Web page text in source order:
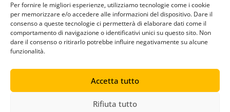
Per fornire le migliori esperienze, utilizziamo tecnologie come i cookie
per memorizzare e/o accedere alle informazioni del dispositivo. Dare il
consenso a queste tecnologie ci permetterà di elaborare dati come il
comportamento di navigazione o identificativi unici su questo sito. Non
dare il consenso o ritirarlo potrebbe influire negativamente su alcune
funzionalità.
Accetta tutto
Rifiuta tutto
Parco Zoo Falconara srl
Iscritta al registro delle imprese di Ancona N° 00880380423
REA N° AN95352 || Capitale Sociale € 60.000,00
Copyright © 2024 Parco Zoo Falconara
Tutti i diritti riservati